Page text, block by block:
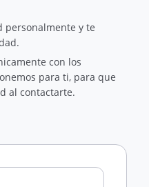
personalmente y te
con los
para ti, para que
al contactarte.